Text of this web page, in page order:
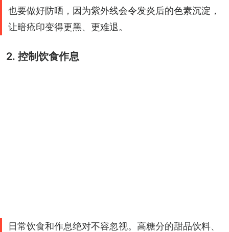
也要做好防晒，因为紫外线会令发炎后的色素沉淀，
让暗疮印变得更黑、更难退。
2. 控制饮食作息
日常饮食和作息绝对不容忽视。高糖分的甜品饮料、